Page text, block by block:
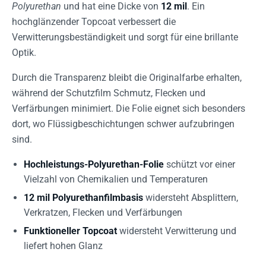
Polyurethan und hat eine Dicke von 12 mil. Ein
hochglänzender Topcoat verbessert die
Verwitterungsbeständigkeit und sorgt für eine brillante
Optik.
Durch die Transparenz bleibt die Originalfarbe erhalten,
während der Schutzfilm Schmutz, Flecken und
Verfärbungen minimiert. Die Folie eignet sich besonders
dort, wo Flüssigbeschichtungen schwer aufzubringen
sind.
Hochleistungs-Polyurethan-Folie schützt vor einer
Vielzahl von Chemikalien und Temperaturen
12 mil Polyurethanfilmbasis widersteht Absplittern,
Verkratzen, Flecken und Verfärbungen
Funktioneller Topcoat widersteht Verwitterung und
liefert hohen Glanz